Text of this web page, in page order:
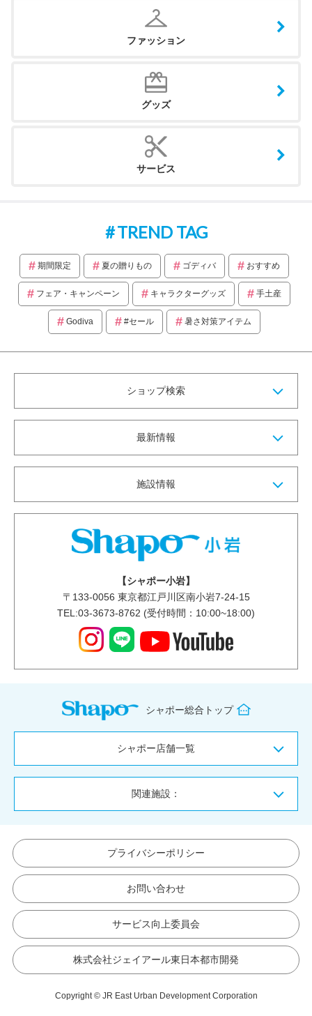
ファッション
グッズ
サービス
TREND TAG
期間限定 夏の贈りもの ゴディバ おすすめ
フェア・キャンペーン キャラクターグッズ 手土産
Godiva #セール 暑さ対策アイテム
ショップ検索
最新情報
施設情報
【シャポー小岩】
〒 133-0056 東京都江戸川区南小岩7-24-15
TEL:03-3673-8762 (受付時間：10:00~18:00)
シャポー総合トップ
シャポー店舗一覧
関連施設：
プライバシーポリシー
お問い合わせ
サービス向上委員会
株式会社ジェイアール東日本都市開発
Copyright © JR East Urban Development Corporation